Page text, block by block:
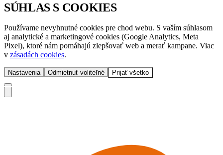
SÚHLAS S COOKIES
Používame nevyhnutné cookies pre chod webu. S vaším súhlasom
aj analytické a marketingové cookies (Google Analytics, Meta
Pixel), ktoré nám pomáhajú zlepšovať web a merať kampane. Viac
v zásadách cookies.
Nastavenia Odmietnuť voliteľné Prijať všetko